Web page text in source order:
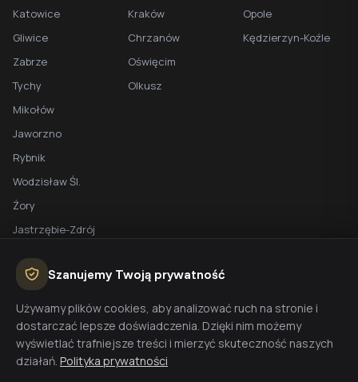
Katowice
Gliwice
Zabrze
Tychy
Mikołów
Jaworzno
Rybnik
Wodzisław Śl.
Żory
Jastrzębie-Zdrój
Kraków
Chrzanów
Oświęcim
Olkusz
Opole
Kędzierzyn-Koźle
BEZPŁATNA WYCENA
Planujesz budowę domu? Skontaktuj się z nami - przygotujemy
wycenę w 48h.
Szanujemy Twoją prywatność
Używamy plików cookies, aby analizować ruch na stronie i
dostarczać lepsze doświadczenia. Dzięki nim możemy
wyświetlać trafniejsze treści i mierzyć skuteczność naszych
działań. Polityka prywatności